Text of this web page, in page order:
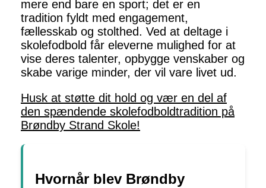
mere end bare en sport; det er en
tradition fyldt med engagement,
fællesskab og stolthed. Ved at deltage i
skolefodbold får eleverne mulighed for at
vise deres talenter, opbygge venskaber og
skabe varige minder, der vil vare livet ud.
Husk at støtte dit hold og vær en del af
den spændende skolefodboldtradition på
Brøndby Strand Skole!
Hvornår blev Brøndby